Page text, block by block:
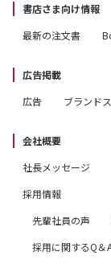
書店さま向け情報
最新の注文書
広告掲載
広告
ブランド
会社概要
社長メッセージ
採用情報
先輩社員の声
採用に関するQ＆